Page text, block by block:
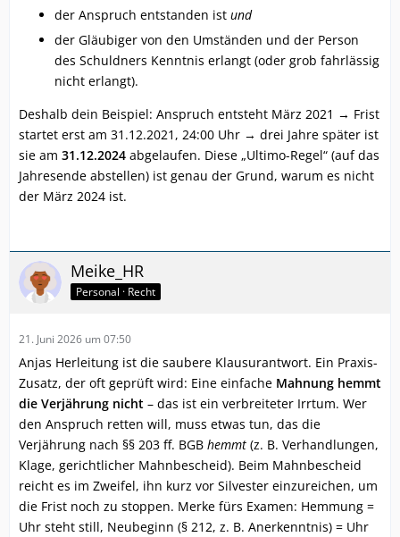
der Anspruch entstanden ist und
der Gläubiger von den Umständen und der Person
des Schuldners Kenntnis erlangt (oder grob fahrlässig
nicht erlangt).
Deshalb dein Beispiel: Anspruch entsteht März 2021 → Frist
startet erst am 31.12.2021, 24:00 Uhr → drei Jahre später ist
sie am 31.12.2024 abgelaufen. Diese „Ultimo-Regel“ (auf das
Jahresende abstellen) ist genau der Grund, warum es nicht
der März 2024 ist.
Meike_HR
Personal · Recht
21. Juni 2026 um 07:50
Anjas Herleitung ist die saubere Klausurantwort. Ein Praxis-
Zusatz, der oft geprüft wird: Eine einfache Mahnung hemmt
die Verjährung nicht – das ist ein verbreiteter Irrtum. Wer
den Anspruch retten will, muss etwas tun, das die
Verjährung nach §§ 203 ff. BGB hemmt (z. B. Verhandlungen,
Klage, gerichtlicher Mahnbescheid). Beim Mahnbescheid
reicht es im Zweifel, ihn kurz vor Silvester einzureichen, um
die Frist noch zu stoppen. Merke fürs Examen: Hemmung =
Uhr steht still, Neubeginn (§ 212, z. B. Anerkenntnis) = Uhr